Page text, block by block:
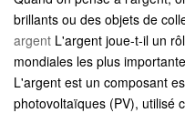
brillants ou des objets de
argent L'argent joue-t-il un
mondiales les plus
L'argent est un composant
photovoltaïques (PV), utilisé